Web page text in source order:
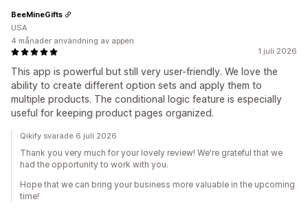
1 juli 2026
This app is powerful but still very user-friendly. We love the
ability to create different option sets and apply them to
multiple products. The conditional logic feature is especially
useful for keeping product pages organized.
BeeMineGifts
USA
4 månader användning av appen
Qikify svarade 6 juli 2026
Thank you very much for your lovely review! We're grateful that we
had the opportunity to work with you.
Hope that we can bring your business more valuable in the upcoming
time!